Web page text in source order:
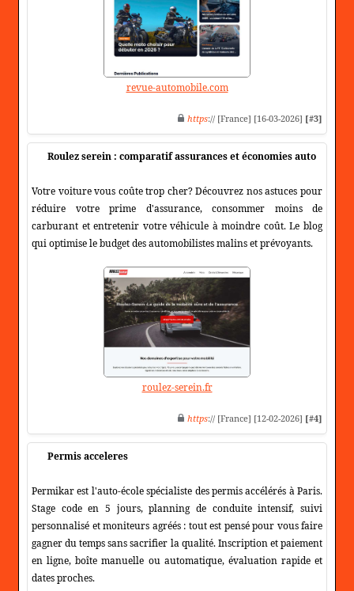
revue-automobile.com
https:// [France] [16-03-2026] [#3]
Roulez serein : comparatif assurances et économies auto
Votre voiture vous coûte trop cher? Découvrez nos astuces pour
réduire votre prime d'assurance, consommer moins de
carburant et entretenir votre véhicule à moindre coût. Le blog
qui optimise le budget des automobilistes malins et prévoyants.
roulez-serein.fr
https:// [France] [12-02-2026] [#4]
Permis acceleres
Permikar est l'auto-école spécialiste des permis accélérés à Paris.
Stage code en 5 jours, planning de conduite intensif, suivi
personnalisé et moniteurs agréés : tout est pensé pour vous faire
gagner du temps sans sacrifier la qualité. Inscription et paiement
en ligne, boîte manuelle ou automatique, évaluation rapide et
dates proches.